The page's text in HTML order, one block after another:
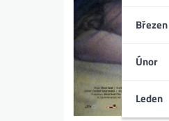
Březen
Únor
Leden